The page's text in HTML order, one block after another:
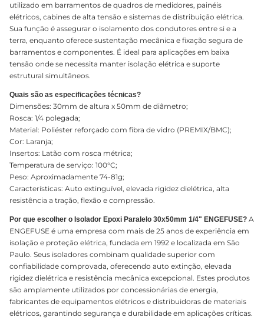
utilizado em barramentos de quadros de medidores, painéis
elétricos, cabines de alta tensão e sistemas de distribuição elétrica.
Sua função é assegurar o isolamento dos condutores entre si e a
terra, enquanto oferece sustentação mecânica e fixação segura de
barramentos e componentes. É ideal para aplicações em baixa
tensão onde se necessita manter isolação elétrica e suporte
estrutural simultâneos.
Quais são as especificações técnicas?
Dimensões: 30mm de altura x 50mm de diâmetro;
Rosca: 1/4 polegada;
Material: Poliéster reforçado com fibra de vidro (PREMIX/BMC);
Cor: Laranja;
Insertos: Latão com rosca métrica;
Temperatura de serviço: 100°C;
Peso: Aproximadamente 74-81g;
Características: Auto extinguível, elevada rigidez dielétrica, alta
resistência a tração, flexão e compressão.
Por que escolher o Isolador Epoxi Paralelo 30x50mm 1/4" ENGEFUSE? A
ENGEFUSE é uma empresa com mais de 25 anos de experiência em
isolação e proteção elétrica, fundada em 1992 e localizada em São
Paulo. Seus isoladores combinam qualidade superior com
confiabilidade comprovada, oferecendo auto extinção, elevada
rigidez dielétrica e resistência mecânica excepcional. Estes produtos
são amplamente utilizados por concessionárias de energia,
fabricantes de equipamentos elétricos e distribuidoras de materiais
elétricos, garantindo segurança e durabilidade em aplicações críticas.